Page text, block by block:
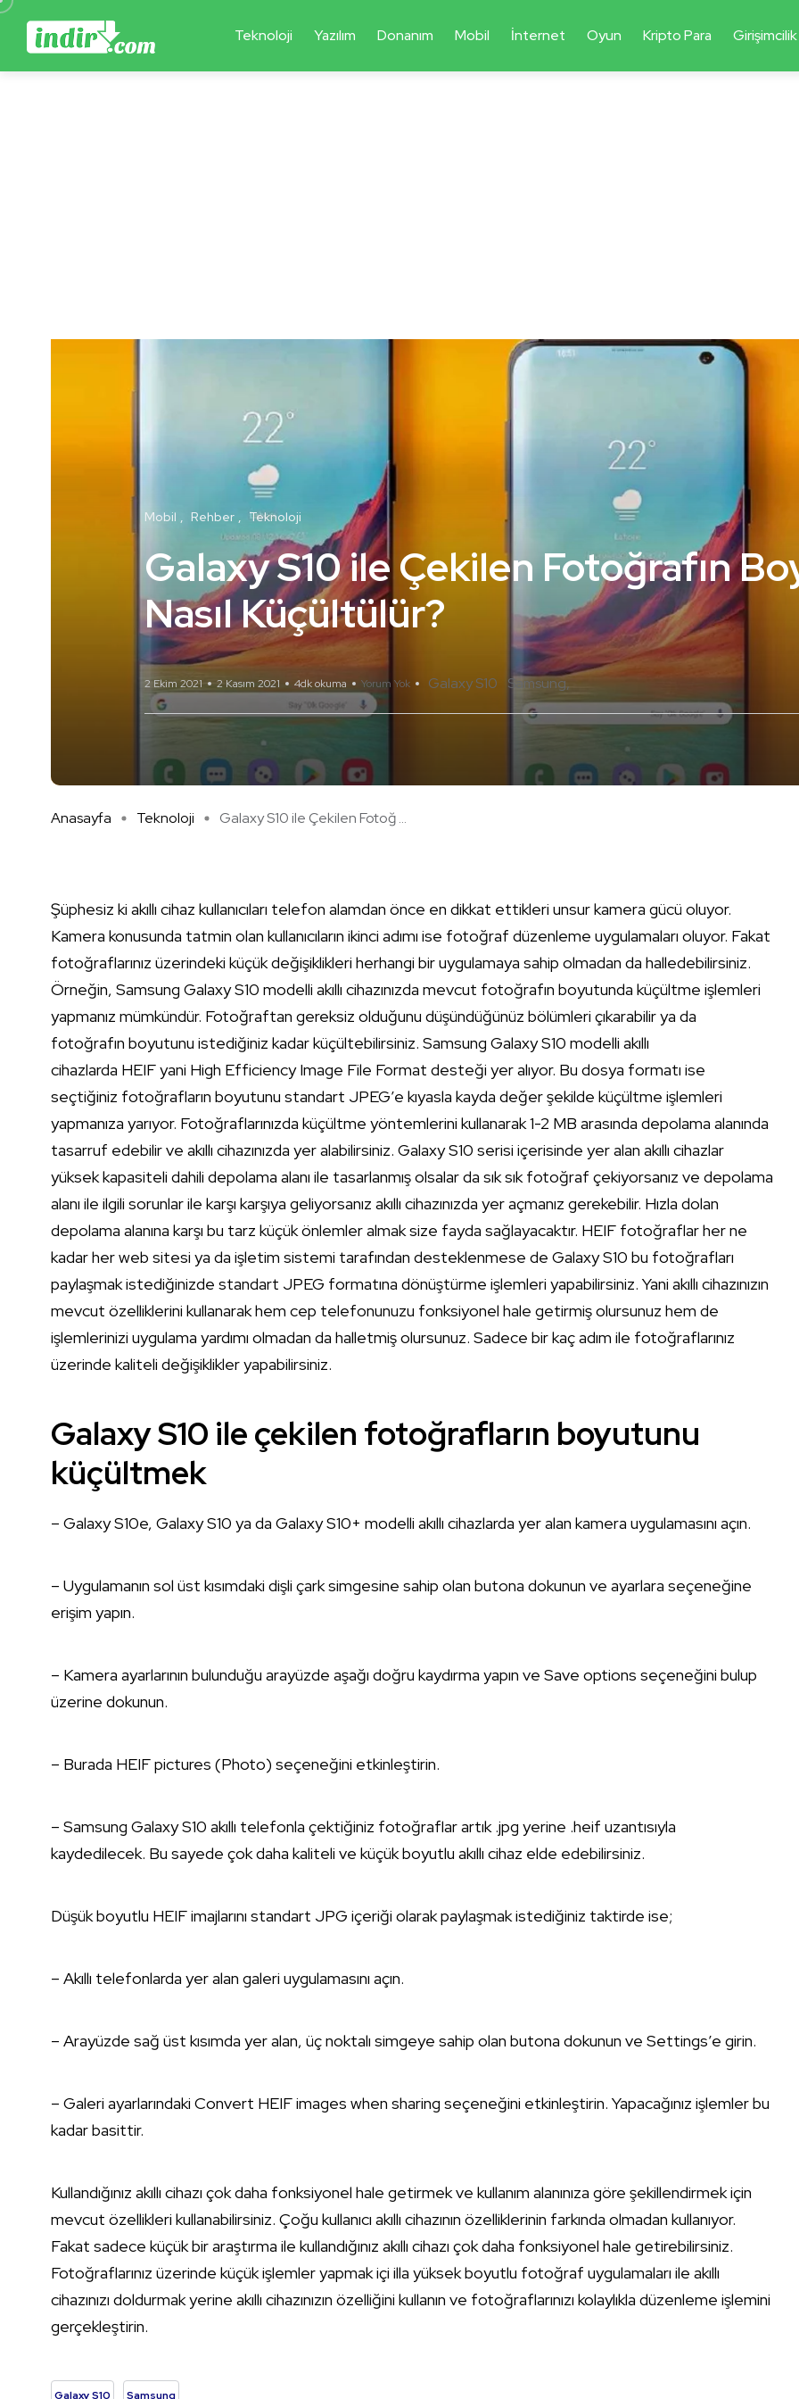
Teknoloji Yazılım Donanım Mobil İnternet Oyun Kripto Para Girişimcilik
Mobil Rehber Teknoloji
Galaxy S10 ile Çekilen Fotoğrafın
Nasıl Küçültülür?
2 Ekim 2021 2 Kasım 2021 4dk okuma Yorum Yok Galaxy S10 Samsung
Anasayfa Teknoloji Galaxy S10 ile Çekilen Fotoğ ...
Şüphesiz ki akıllı cihaz kullanıcıları telefon alamdan önce en dikkat ettikleri unsur kamera gücü oluyor.
Kamera konusunda tatmin olan kullanıcıların ikinci adımı ise fotoğraf düzenleme uygulamaları oluyor. Fakat
fotoğraflarınız üzerindeki küçük değişiklikleri herhangi bir uygulamaya sahip olmadan da halledebilirsiniz.
Örneğin, Samsung Galaxy S10 modelli akıllı cihazınızda mevcut fotoğrafın boyutunda küçültme işlemleri
yapmanız mümkündür. Fotoğraftan gereksiz olduğunu düşündüğünüz bölümleri çıkarabilir ya da
fotoğrafın boyutunu istediğiniz kadar küçültebilirsiniz. Samsung Galaxy S10 modelli akıllı
cihazlarda HEIF yani High Efficiency Image File Format desteği yer alıyor. Bu dosya formatı ise
seçtiğiniz fotoğrafların boyutunu standart JPEG’e kıyasla kayda değer şekilde küçültme işlemleri
yapmanıza yarıyor. Fotoğraflarınızda küçültme yöntemlerini kullanarak 1-2 MB arasında depolama alanında
tasarruf edebilir ve akıllı cihazınızda yer alabilirsiniz. Galaxy S10 serisi içerisinde yer alan akıllı cihazlar
yüksek kapasiteli dahili depolama alanı ile tasarlanmış olsalar da sık sık fotoğraf çekiyorsanız ve depolama
alanı ile ilgili sorunlar ile karşı karşıya geliyorsanız akıllı cihazınızda yer açmanız gerekebilir. Hızla dolan
depolama alanına karşı bu tarz küçük önlemler almak size fayda sağlayacaktır. HEIF fotoğraflar her ne
kadar her web sitesi ya da işletim sistemi tarafından desteklenmese de Galaxy S10 bu fotoğrafları
paylaşmak istediğinizde standart JPEG formatına dönüştürme işlemleri yapabilirsiniz. Yani akıllı cihazınızın
mevcut özelliklerini kullanarak hem cep telefonunuzu fonksiyonel hale getirmiş olursunuz hem de
işlemlerinizi uygulama yardımı olmadan da halletmiş olursunuz. Sadece bir kaç adım ile fotoğraflarınız
üzerinde kaliteli değişiklikler yapabilirsiniz.
Galaxy S10 ile çekilen fotoğrafların boyutunu
küçültmek
– Galaxy S10e, Galaxy S10 ya da Galaxy S10+ modelli akıllı cihazlarda yer alan kamera uygulamasını açın.
– Uygulamanın sol üst kısımdaki dişli çark simgesine sahip olan butona dokunun ve ayarlara seçeneğine
erişim yapın.
– Kamera ayarlarının bulunduğu arayüzde aşağı doğru kaydırma yapın ve Save options seçeneğini bulup
üzerine dokunun.
– Burada HEIF pictures (Photo) seçeneğini etkinleştirin.
– Samsung Galaxy S10 akıllı telefonla çektiğiniz fotoğraflar artık .jpg yerine .heif uzantısıyla
kaydedilecek. Bu sayede çok daha kaliteli ve küçük boyutlu akıllı cihaz elde edebilirsiniz.
Düşük boyutlu HEIF imajlarını standart JPG içeriği olarak paylaşmak istediğiniz taktirde ise;
– Akıllı telefonlarda yer alan galeri uygulamasını açın.
– Arayüzde sağ üst kısımda yer alan, üç noktalı simgeye sahip olan butona dokunun ve Settings’e girin.
– Galeri ayarlarındaki Convert HEIF images when sharing seçeneğini etkinleştirin. Yapacağınız işlemler bu
kadar basittir.
Kullandığınız akıllı cihazı çok daha fonksiyonel hale getirmek ve kullanım alanınıza göre şekillendirmek için
mevcut özellikleri kullanabilirsiniz. Çoğu kullanıcı akıllı cihazının özelliklerinin farkında olmadan kullanıyor.
Fakat sadece küçük bir araştırma ile kullandığınız akıllı cihazı çok daha fonksiyonel hale getirebilirsiniz.
Fotoğraflarınız üzerinde küçük işlemler yapmak içi illa yüksek boyutlu fotoğraf uygulamaları ile akıllı
cihazınızı doldurmak yerine akıllı cihazınızın özelliğini kullanın ve fotoğraflarınızı kolaylıkla düzenleme işlemini
gerçekleştirin.
Galaxy S10 Samsung